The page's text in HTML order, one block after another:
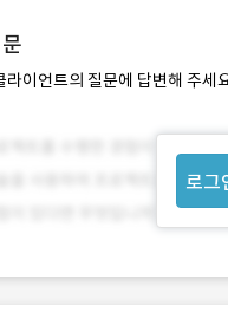
라이언트의 질문에 답변해 주세
로그